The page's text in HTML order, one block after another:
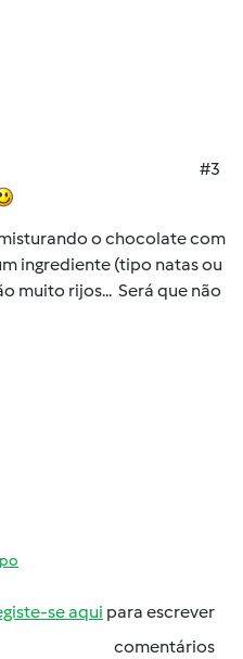
#3
o chocolate com
ingrediente (tipo natas ou
muito rijos... Será que não
se aqui para escrever
comentários